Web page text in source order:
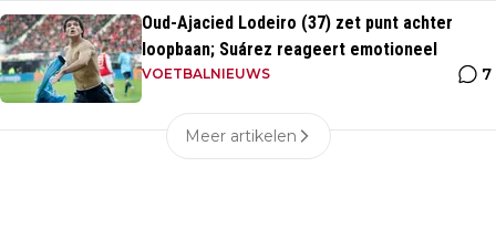
Oud-Ajacied Lodeiro (37) zet punt achter
loopbaan; Suárez reageert emotioneel
VOETBALNIEUWS 7
Meer artikelen